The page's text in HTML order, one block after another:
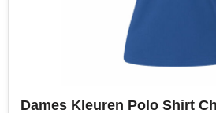
Dames Kleuren Polo Shirt